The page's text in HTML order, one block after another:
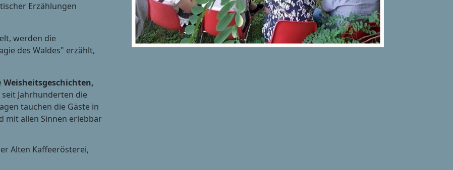
Erzählungen
werden die
des Waldes" erzählt,
Weisheitsgeschichten,
seit Jahrhunderten die
tauchen die Gäste in
mit allen Sinnen erlebbar
Alten Kaffeerösterei,